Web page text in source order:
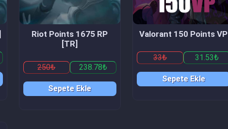
Riot Points 1675 RP
[TR]
250₺ 238.78₺
Sepete Ekle
Valorant 150 Points VP
33₺ 31.53₺
Sepete Ekle